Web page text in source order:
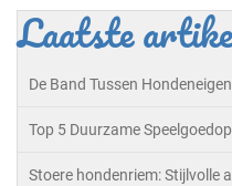
Laatste
De Band Tussen
Top 5 Duurzame
Stoere hondenriem: Stijlvolle